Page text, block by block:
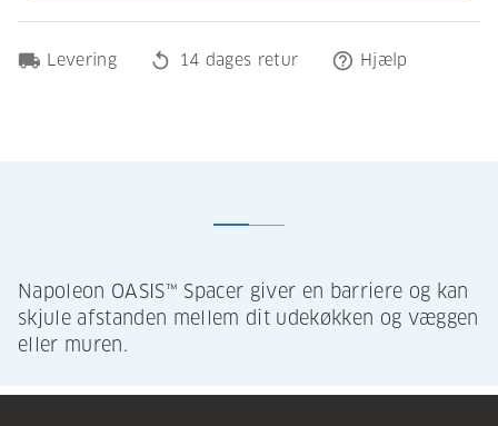
local_shipping Levering replay 14 dages retur help_outline Hjælp
Napoleon OASIS™ Spacer giver en barriere og kan
skjule afstanden mellem dit udekøkken og væggen
eller muren.